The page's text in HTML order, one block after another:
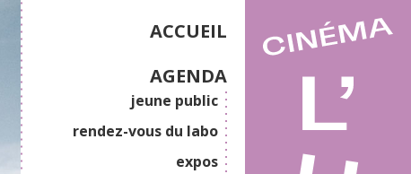
ACCUEIL
AGENDA
jeune public
rendez-vous du labo
expos